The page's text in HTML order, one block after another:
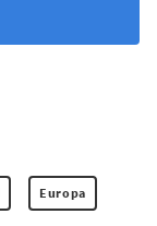
Europa